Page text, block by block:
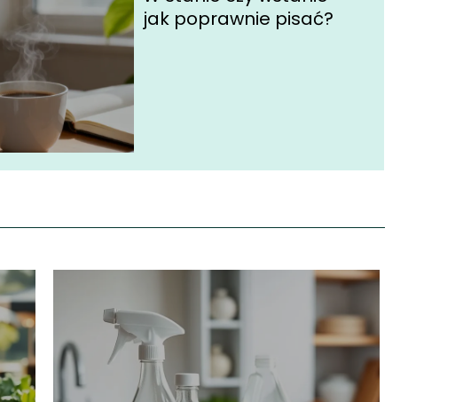
jak poprawnie pisać?